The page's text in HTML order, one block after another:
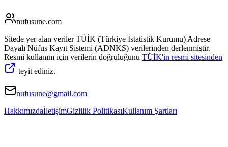
nufusune.com
Sitede yer alan veriler TÜİK (Türkiye İstatistik Kurumu) Adrese
Dayalı Nüfus Kayıt Sistemi (ADNKS) verilerinden derlenmiştir.
Resmi kullanım için verilerin doğruluğunu TÜİK'in resmi sitesinden
teyit ediniz.
nufusune@gmail.com
HakkımızdaİletişimGizlilik PolitikasıKullanım Şartları